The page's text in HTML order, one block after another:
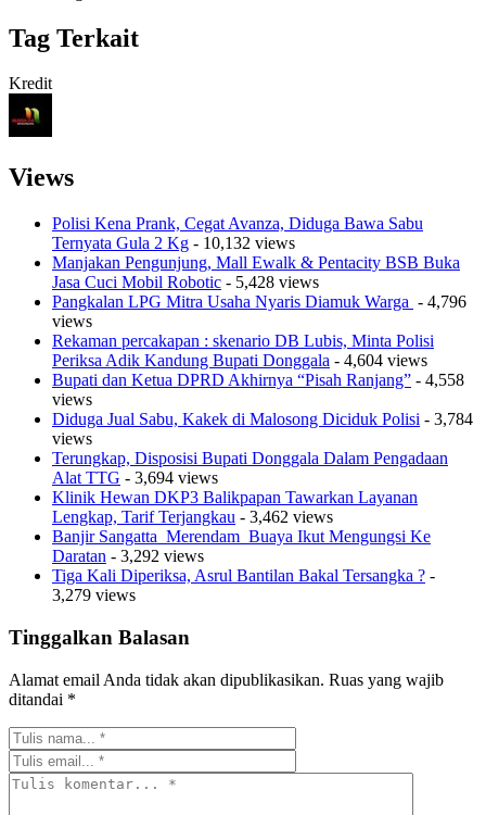
Tag Terkait
Kredit
Views
Polisi Kena Prank, Cegat Avanza, Diduga Bawa Sabu
Ternyata Gula 2 Kg - 10,132 views
Manjakan Pengunjung, Mall Ewalk & Pentacity BSB Buka
Jasa Cuci Mobil Robotic - 5,428 views
Pangkalan LPG Mitra Usaha Nyaris Diamuk Warga - 4,796
views
Rekaman percakapan : skenario DB Lubis, Minta Polisi
Periksa Adik Kandung Bupati Donggala - 4,604 views
Bupati dan Ketua DPRD Akhirnya “Pisah Ranjang” - 4,558
views
Diduga Jual Sabu, Kakek di Malosong Diciduk Polisi - 3,784
views
Terungkap, Disposisi Bupati Donggala Dalam Pengadaan
Alat TTG - 3,694 views
Klinik Hewan DKP3 Balikpapan Tawarkan Layanan
Lengkap, Tarif Terjangkau - 3,462 views
Banjir Sangatta Merendam Buaya Ikut Mengungsi Ke
Daratan - 3,292 views
Tiga Kali Diperiksa, Asrul Bantilan Bakal Tersangka ? -
3,279 views
Tinggalkan Balasan
Alamat email Anda tidak akan dipublikasikan. Ruas yang wajib
ditandai *